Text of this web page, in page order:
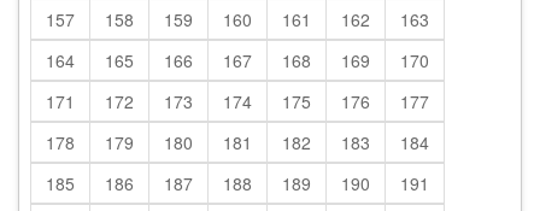
157
158 159 160 161 162
163
164
165 166 167 168 169
170
171
172 173 174 175 176
177
178
179 180 181 182 183
184
185
186 187 188 189 190
191